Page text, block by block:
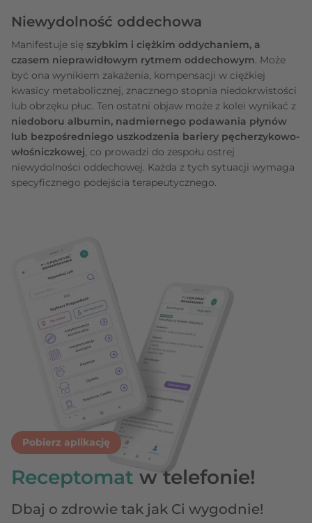
Niewydolność oddechowa
Manifestuje się szybkim i ciężkim oddychaniem, a
czasem nieprawidłowym rytmem oddechowym. Może
być ona wynikiem zakażenia, kompensacji w ciężkiej
kwasicy metabolicznej, znacznego stopnia niedokrwistości
lub obrzęku płuc. Ten ostatni objaw może z kolei wynikać z
niedoboru albumin, nadmiernego podawania płynów
lub bezpośredniego uszkodzenia bariery pęcherzykowo-
włośniczkowej, co prowadzi do zespołu ostrej
niewydolności oddechowej. Każda z tych sytuacji wymaga
specyficznego podejścia terapeutycznego.
Pobierz aplikację
Receptomat w telefonie!
Dbaj o zdrowie tak jak Ci wygodnie!